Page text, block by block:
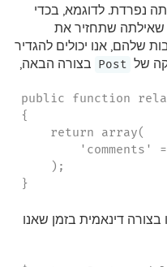
נפרדת. לדוגמא, בכדי
שאילתה שתחזיר את
שלהם, אנו יכולים להגדיר
של Post בצורה הבאה,
public function
{
    return array(
'comments'
    );
}
בצורה דינאמית בזמן שאנו